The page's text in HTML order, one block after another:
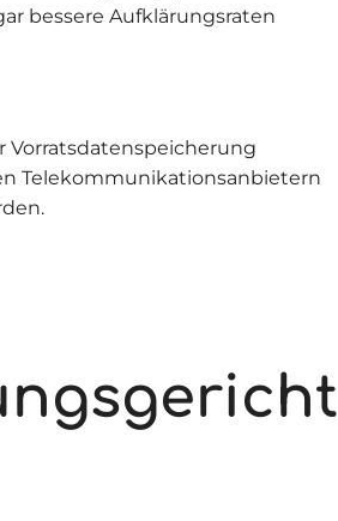
bessere Aufklärungsraten
Telekommunikationsanbietern